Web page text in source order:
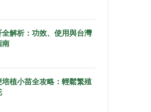
解析：功效、使用與台灣
南
植小苗全攻略：輕鬆繁殖